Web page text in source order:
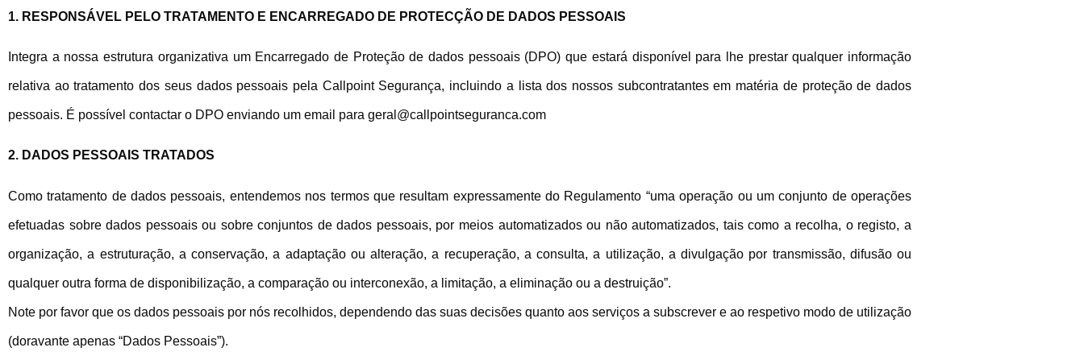
1. RESPONSÁVEL PELO TRATAMENTO E ENCARREGADO DE PROTECÇÃO DE DADOS PESSOAIS
Integra a nossa estrutura organizativa um Encarregado de Proteção de dados pessoais (DPO) que estará disponível para lhe prestar qualquer informação
relativa ao tratamento dos seus dados pessoais pela Callpoint Segurança, incluindo a lista dos nossos subcontratantes em matéria de proteção de dados
pessoais. É possível contactar o DPO enviando um email para geral@callpointseguranca.com
2. DADOS PESSOAIS TRATADOS
Como tratamento de dados pessoais, entendemos nos termos que resultam expressamente do Regulamento “uma operação ou um conjunto de operações
efetuadas sobre dados pessoais ou sobre conjuntos de dados pessoais, por meios automatizados ou não automatizados, tais como a recolha, o registo, a
organização, a estruturação, a conservação, a adaptação ou alteração, a recuperação, a consulta, a utilização, a divulgação por transmissão, difusão ou
qualquer outra forma de disponibilização, a comparação ou interconexão, a limitação, a eliminação ou a destruição”.
Note por favor que os dados pessoais por nós recolhidos, dependendo das suas decisões quanto aos serviços a subscrever e ao respetivo modo de utilização
(doravante apenas “Dados Pessoais”).